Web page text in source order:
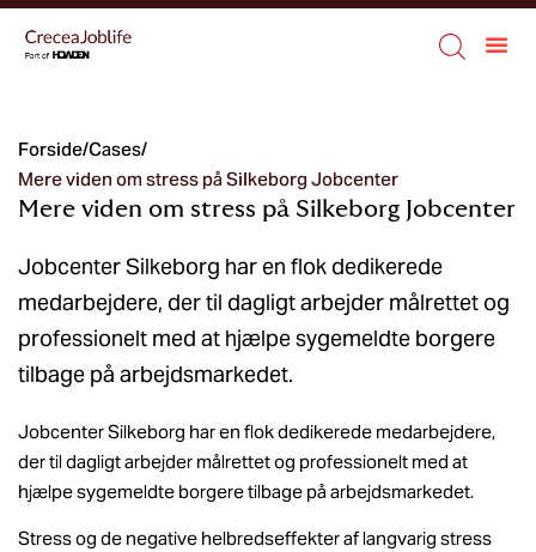
Forside/Cases/
Mere viden om stress på Silkeborg Jobcenter
Mere viden om stress på Silkeborg Jobcenter
Jobcenter Silkeborg har en flok dedikerede
medarbejdere, der til dagligt arbejder målrettet og
professionelt med at hjælpe sygemeldte borgere
tilbage på arbejdsmarkedet.
Jobcenter Silkeborg har en flok dedikerede medarbejdere,
der til dagligt arbejder målrettet og professionelt med at
hjælpe sygemeldte borgere tilbage på arbejdsmarkedet.
Stress og de negative helbredseffekter af langvarig stress